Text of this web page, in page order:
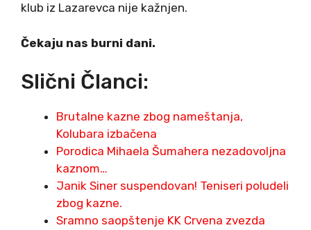
klub iz Lazarevca nije kažnjen.
Čekaju nas burni dani.
Slični Članci:
Brutalne kazne zbog nameštanja,
Kolubara izbačena
Porodica Mihaela Šumahera nezadovoljna
kaznom…
Janik Siner suspendovan! Teniseri poludeli
zbog kazne.
Sramno saopštenje KK Crvena zvezda